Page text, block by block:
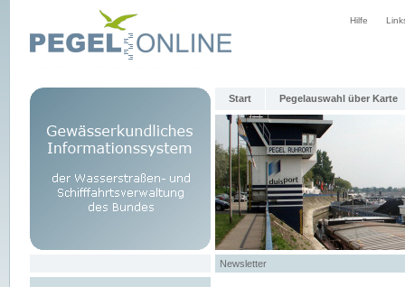
Hilfe
Start Pegelauswahl über Karte
Newsletter